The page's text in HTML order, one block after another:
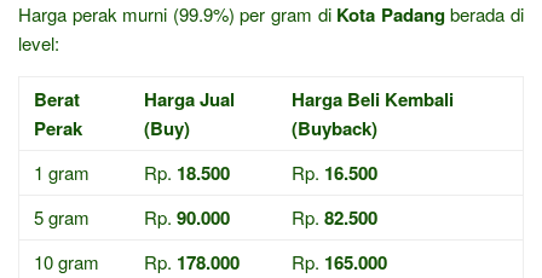
Harga perak murni (99.9%) per gram di Kota Padangberada di
level:
Berat
Perak
Harga Jual
(Buy)
Harga Beli Kembali
(Buyback)
1 gram Rp. 18.500 Rp. 16.500
5 gram Rp. 90.000 Rp. 82.500
10 gram Rp. 178.000 Rp. 165.000